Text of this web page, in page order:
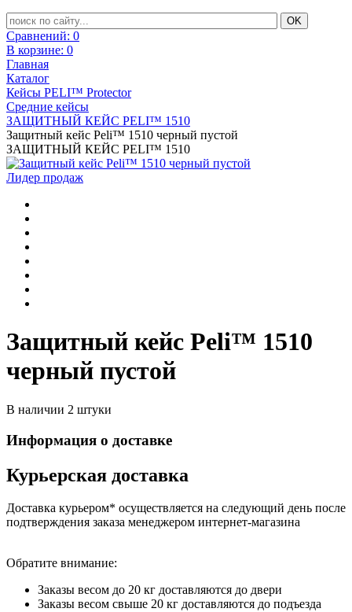
Сравнений: 0
В корзине: 0
Главная
Каталог
Кейсы PELI™ Protector
Средние кейсы
ЗАЩИТНЫЙ КЕЙС PELI™ 1510
Защитный кейс Peli™ 1510 черный пустой
ЗАЩИТНЫЙ КЕЙС PELI™ 1510
Лидер продаж
Защитный кейс Peli™ 1510
черный пустой
В наличии 2 штуки
Информация о доставке
Курьерская доставка
Доставка курьером* осуществляется на следующий день после
подтверждения заказа менеджером интернет-магазина
Обратите внимание:
Заказы весом до 20 кг доставляются до двери
Заказы весом свыше 20 кг доставляются до подъезда